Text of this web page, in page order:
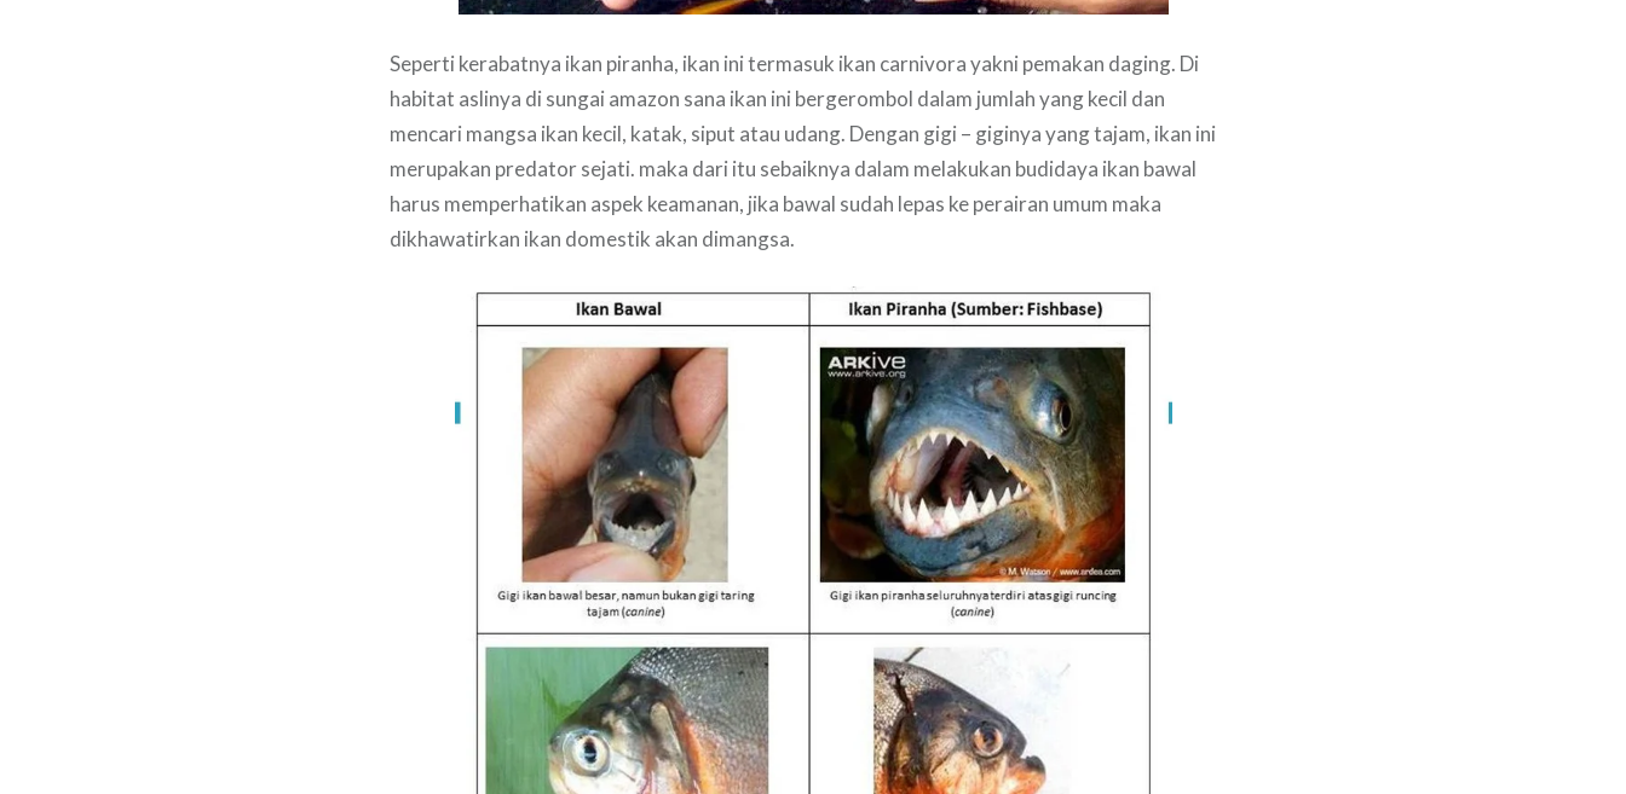
Seperti kerabatnya ikan piranha, ikan ini termasuk ikan carnivora yakni pemakan daging. Di
habitat aslinya di sungai amazon sana ikan ini bergerombol dalam jumlah yang kecil dan
mencari mangsa ikan kecil, katak, siput atau udang. Dengan gigi – giginya yang tajam, ikan ini
merupakan predator sejati. maka dari itu sebaiknya dalam melakukan budidaya ikan bawal
harus memperhatikan aspek keamanan, jika bawal sudah lepas ke perairan umum maka
dikhawatirkan ikan domestik akan dimangsa.